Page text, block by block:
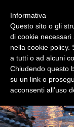
Informativa
Questo sito o gli
di cookie
nella cookie policy.
a tutti o ad alcuni
Chiudendo questo
su un link o
acconsenti all’uso